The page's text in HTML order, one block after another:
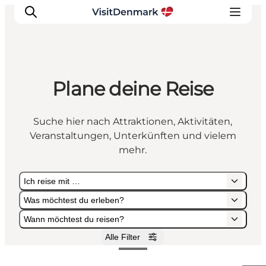
Inspiration
Regionen
Erlebnisse
Plane deine Reise
Suche hier nach Attraktionen, Aktivitäten,
Veranstaltungen, Unterkünften und vielem
mehr.
Ich reise mit …
Was möchtest du erleben?
Wann möchtest du reisen?
Alle Filter